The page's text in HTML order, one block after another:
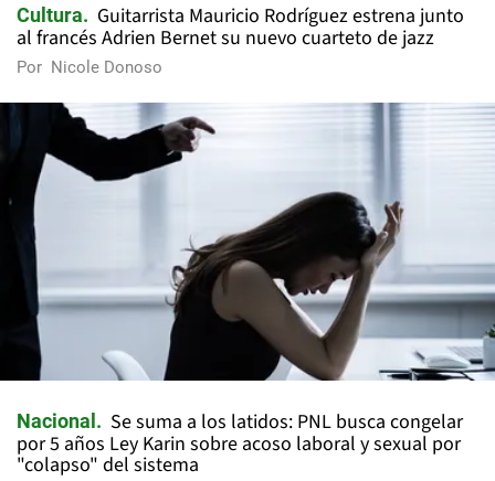
Cultura
Guitarrista Mauricio Rodríguez estrena junto
al francés Adrien Bernet su nuevo cuarteto de jazz
Por Nicole Donoso
Nacional
Se suma a los latidos: PNL busca congelar
por 5 años Ley Karin sobre acoso laboral y sexual por
"colapso" del sistema